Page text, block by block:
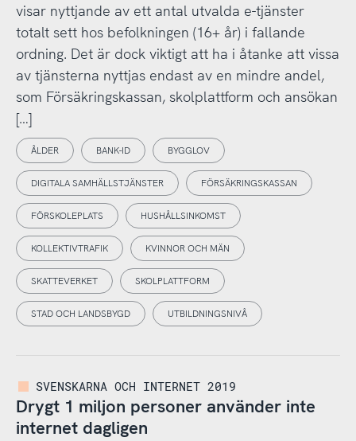
visar nyttjande av ett antal utvalda e-tjänster
totalt sett hos befolkningen (16+ år) i fallande
ordning. Det är dock viktigt att ha i åtanke att vissa
av tjänsterna nyttjas endast av en mindre andel,
som Försäkringskassan, skolplattform och ansökan
[…]
ÅLDER BANK-ID BYGGLOV
DIGITALA SAMHÄLLSTJÄNSTER FÖRSÄKRINGSKASSAN
FÖRSKOLEPLATS HUSHÅLLSINKOMST
KOLLEKTIVTRAFIK KVINNOR OCH MÄN
SKATTEVERKET SKOLPLATTFORM
STAD OCH LANDSBYGD UTBILDNINGSNIVÅ
SVENSKARNA OCH INTERNET 2019
Drygt 1 miljon personer använder inte
internet dagligen